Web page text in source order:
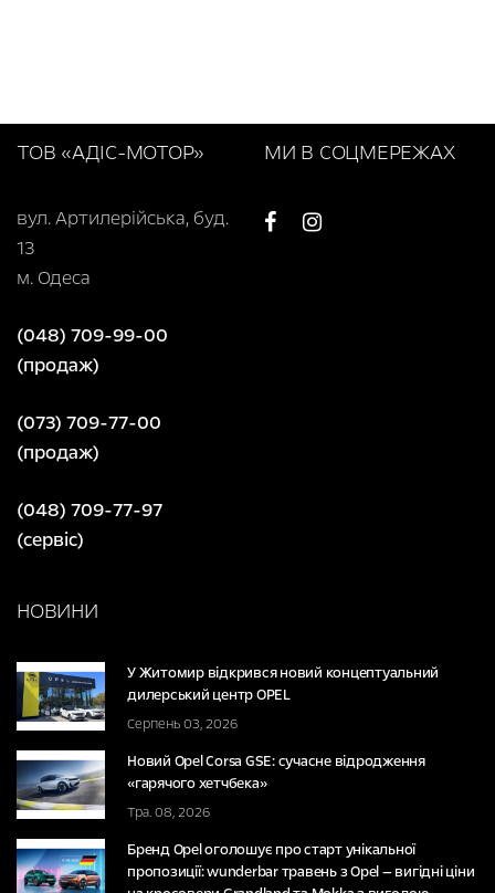
ТОВ «АДІС-МОТОР»
вул. Артилерійська, буд.
13
м. Одеса
(048) 709-99-00
(продаж)
(073) 709-77-00
(продаж)
(048) 709-77-97
(сервіс)
МИ В СОЦМЕРЕЖАХ
НОВИНИ
У Житомир відкрився новий концептуальний
дилерський центр OPEL
Серпень 03, 2026
Новий Opel Corsa GSE: сучасне відродження
«гарячого хетчбека»
Тра. 08, 2026
Бренд Opel оголошує про старт унікальної
пропозиції: wunderbar травень з Opel — вигідні ціни